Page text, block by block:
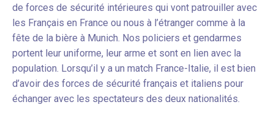
de forces de sécurité intérieures qui vont patrouiller avec
les Français en France ou nous à l’étranger comme à la
fête de la bière à Munich. Nos policiers et gendarmes
portent leur uniforme, leur arme et sont en lien avec la
population. Lorsqu’il y a un match France-Italie, il est bien
d’avoir des forces de sécurité français et italiens pour
échanger avec les spectateurs des deux nationalités.